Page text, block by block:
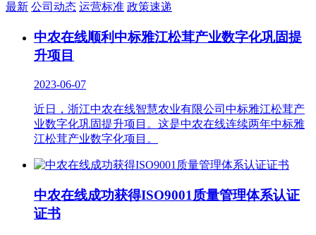
最新 公司动态 运营标准 政策速递
中农在线顺利中标雅江松茸产业数字化巩固提
升项目
2023-06-07
近日，浙江中农在线智慧农业有限公司中标雅江松茸产
业数字化巩固提升项目。这是中农在线连续两年中标雅
江松茸产业数字化项目。
中农在线成功获得ISO9001质量管理体系认证
证书